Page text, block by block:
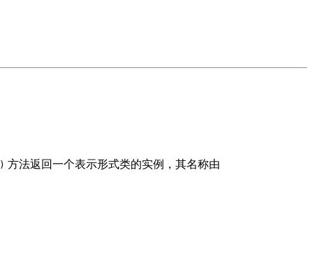
方法返回一个表示形式类的实例，其名称由